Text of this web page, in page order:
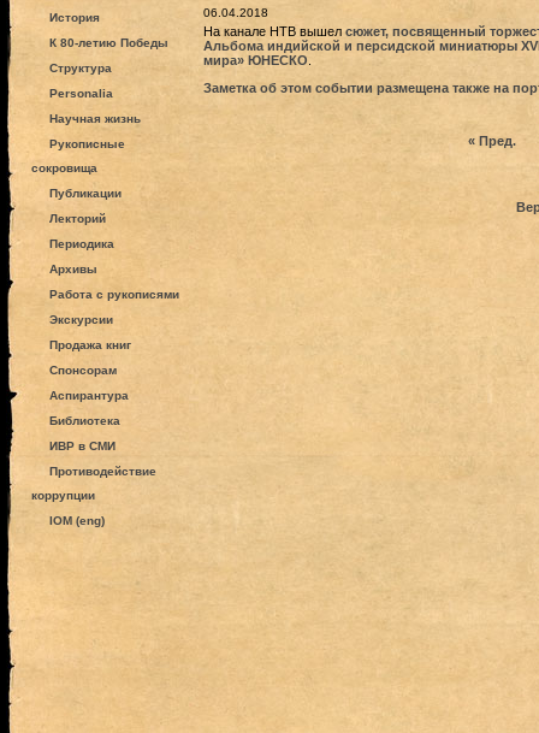
История
К 80-летию Победы
Структура
Personalia
Научная жизнь
Рукописные
сокровища
Публикации
Лекторий
Периодика
Архивы
Работа с рукописями
Экскурсии
Продажа книг
Спонсорам
Аспирантура
Библиотека
ИВР в СМИ
Противодействие
коррупции
IOM (eng)
06.04.2018
На канале НТВ вышел сюжет, посвященный
Альбома индийской и персидской миниатюры
мира» ЮНЕСКО
Заметка об этом событии размещена также на
« Пред.